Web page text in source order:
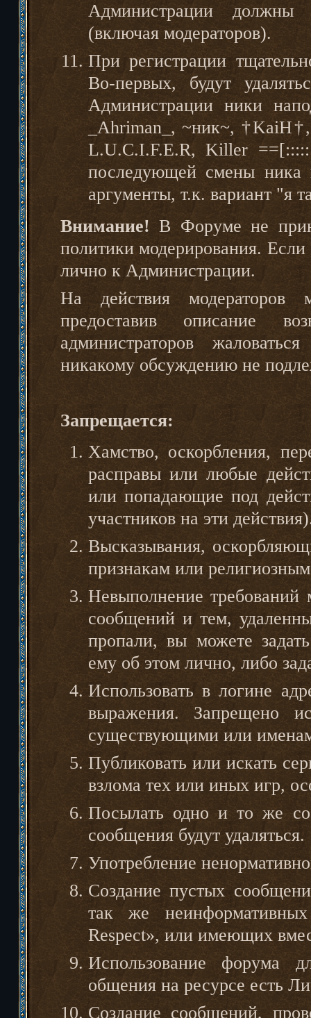
Администрации должны
(включая модераторов).
При регистрации
Во-первых, будут
Администрации ники
_Ahriman_, ~ник~,
L.U.C.I.F.E.R, Killer
последующей смены ника
аргументы, т.к. вариант "я
Внимание! В Форуме не
политики модеpиpования.
лично к Администрации.
На действия модераторов
предоставив описание
администраторов
никакому обсуждению не
Запрещается:
Хамство, оскорбления,
расправы или любые
или попадающие под
участников на эти
Высказывания,
признакам или
Невыполнение требований
сообщений и тем,
пропали, вы можете
ему об этом лично, либо
Использовать в логине
выражения. Запрещено
существующими или
Публиковать или искать
взлома тех или иных игр,
Посылать одно и то же
сообщения будут удаляться.
Употребление
Создание пустых
так же
Respect», или имеющих
Использование форума
общения на ресурсе есть
Создание сообщений,